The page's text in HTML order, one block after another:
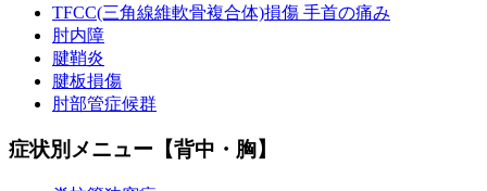
TFCC(三角線維軟骨複合体)損傷 手首の痛み
肘内障
腱鞘炎
腱板損傷
肘部管症候群
症状別メニュー【背中・胸】